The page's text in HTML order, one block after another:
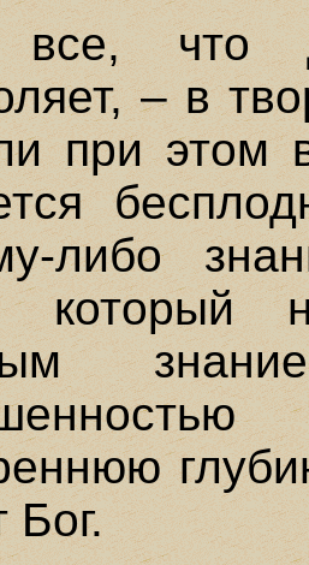
что
– в
при этом
либо
который
Бог.